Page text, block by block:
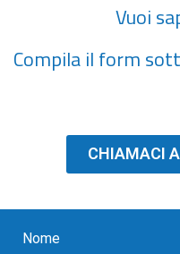
Vuoi
Compila il form
CHIAMACI
Nome